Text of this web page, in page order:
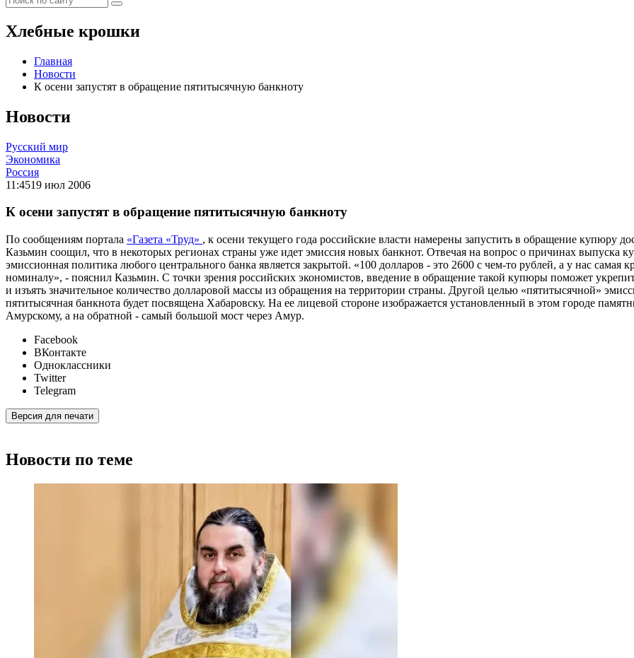
Хлебные крошки
Главная
Новости
К осени запустят в обращение пятитысячную банкноту
Новости
Русский мир
Экономика
Россия
11:4519 июл 2006
К осени запустят в обращение пятитысячную банкноту
По сообщениям портала «Газета «Труд» , к осени текущего года российские власти намерены запустить в обращение купюру
Казьмин соощил, что в некоторых регионах страны уже идет эмиссия новых банкнот. Отвечая на вопрос о причинах выпуска
эмиссионная политика любого центрального банка является закрытой. «100 долларов - это 2600 с чем-то рублей, а у нас
номиналу», - пояснил Казьмин. С точки зрения российских экономистов, введение в обращение такой купюры поможет
и изъять значительное количество долларовой массы из обращения на территории страны. Другой целью «пятитысячной»
пятитысячная банкнота будет посвящена Хабаровску. На ее лицевой стороне изображается установленный в этом городе
Амурскому, а на обратной - самый большой мост через Амур.
Facebook
ВКонтакте
Одноклассники
Twitter
Telegram
Версия для печати
Новости по теме